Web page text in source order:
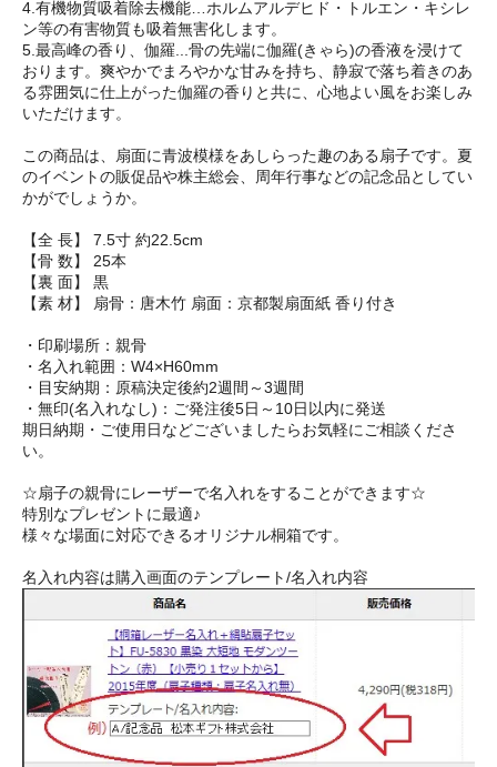
4.有機物質吸着除去機能…ホルムアルデヒド・トルエン・キシレ
ン等の有害物質も吸着無害化します。
5.最高峰の香り、伽羅...骨の先端に伽羅(きゃら)の香液を浸けて
おります。爽やかでまろやかな甘みを持ち、静寂で落ち着きのあ
る雰囲気に仕上がった伽羅の香りと共に、心地よい風をお楽しみ
いただけます。
この商品は、扇面に青波模様をあしらった趣のある扇子です。夏
のイベントの販促品や株主総会、周年行事などの記念品としてい
かがでしょうか。
【全 長】 7.5寸 約22.5cm
【骨 数】 25本
【裏 面】 黒
【素 材】 扇骨：唐木竹 扇面：京都製扇面紙 香り付き
・印刷場所：親骨
・名入れ範囲：W4×H60mm
・目安納期：原稿決定後約2週間～3週間
・無印(名入れなし)：ご発注後5日～10日以内に発送
期日納期・ご使用日などございましたらお気軽にご相談くださ
い。
☆扇子の親骨にレーザーで名入れをすることができます☆
特別なプレゼントに最適♪
様々な場面に対応できるオリジナル桐箱です。
名入れ内容は購入画面のテンプレート/名入れ内容